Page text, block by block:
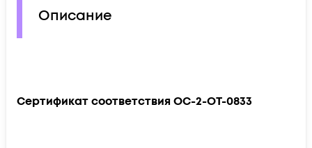
Описание
Сертификат соответствия OC-2-OT-0833